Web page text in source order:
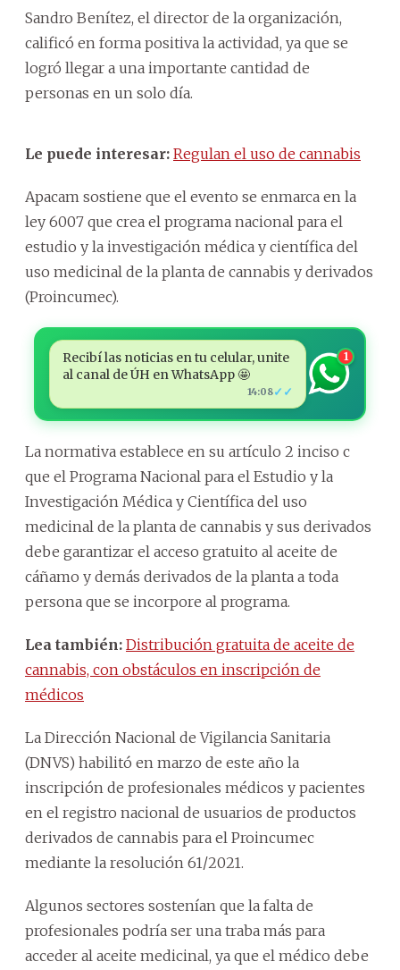
Sandro Benítez, el director de la organización,
calificó en forma positiva la actividad, ya que se
logró llegar a una importante cantidad de
personas en un solo día.
Le puede interesar: Regulan el uso de cannabis
Apacam sostiene que el evento se enmarca en la
ley 6007 que crea el programa nacional para el
estudio y la investigación médica y científica del
uso medicinal de la planta de cannabis y derivados
(Proincumec).
Recibí las noticias en tu celular, unite
al canal de ÚH en WhatsApp 🤩
14:08✓✓
1
La normativa establece en su artículo 2 inciso c
que el Programa Nacional para el Estudio y la
Investigación Médica y Científica del uso
medicinal de la planta de cannabis y sus derivados
debe garantizar el acceso gratuito al aceite de
cáñamo y demás derivados de la planta a toda
persona que se incorpore al programa.
Lea también: Distribución gratuita de aceite de
cannabis, con obstáculos en inscripción de
médicos
La Dirección Nacional de Vigilancia Sanitaria
(DNVS) habilitó en marzo de este año la
inscripción de profesionales médicos y pacientes
en el registro nacional de usuarios de productos
derivados de cannabis para el Proincumec
mediante la resolución 61/2021.
Algunos sectores sostenían que la falta de
profesionales podría ser una traba más para
acceder al aceite medicinal, ya que el médico debe